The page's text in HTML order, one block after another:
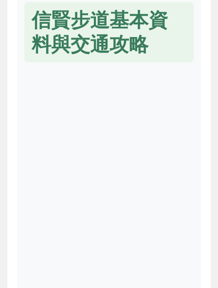
信賢步道基本資
料與交通攻略